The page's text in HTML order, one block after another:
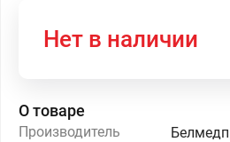
Нет в наличии
О товаре
Производитель